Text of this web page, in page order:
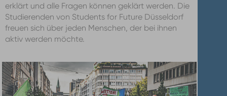
erklärt und alle Fragen können geklärt werden. Die
Studierenden von Students for Future Düsseldorf
freuen sich über jeden Menschen, der bei ihnen
aktiv werden möchte.